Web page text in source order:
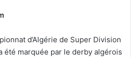
d’Algérie de Super Division
été marquée par le derby algérois